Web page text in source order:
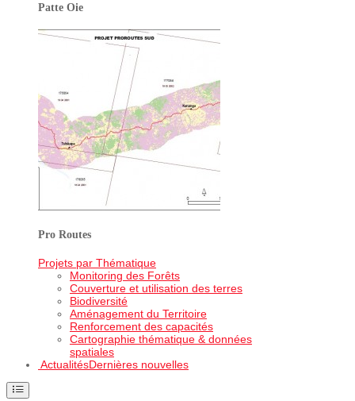
Patte Oie
Pro Routes
Projets par Thématique
Monitoring des Forêts
Couverture et utilisation des terres
Biodiversité
Aménagement du Territoire
Renforcement des capacités
Cartographie thématique & données
spatiales
ActualitésDernières nouvelles